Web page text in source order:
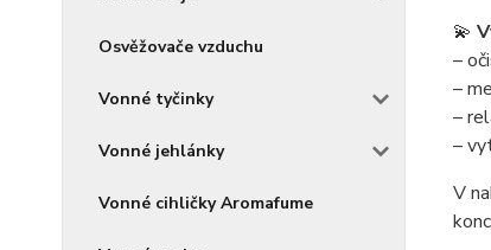
Osvěžovače vzduchu
Vonné tyčinky
Vonné jehlánky
Vonné cihličky Aromafume
💫
–
–
–
–
V